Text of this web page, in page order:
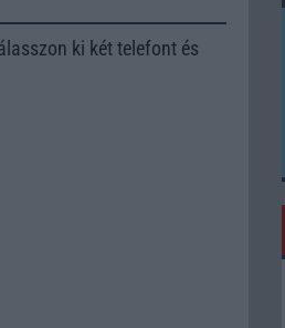
ki két telefont és